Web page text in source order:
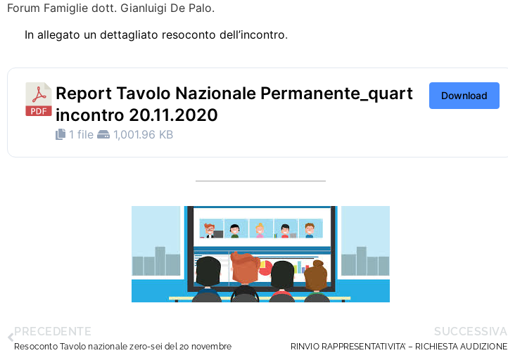
Forum Famiglie dott. Gianluigi De Palo.
In allegato un dettagliato resoconto dell’incontro.
Report Tavolo Nazionale Permanente_quart
incontro 20.11.2020
1 file 1,001.96 KB
Download
PRECEDENTE
Resoconto Tavolo nazionale zero-sei del 20 novembre
SUCCESSIVA
RINVIO RAPPRESENTATIVITA’ – RICHIESTA AUDIZIONE